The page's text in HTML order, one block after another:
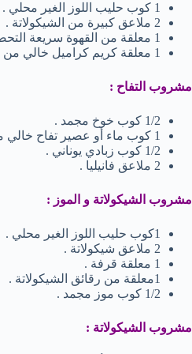
1 كوب حليب اللوز الغير محلي .
2 ملاعق كبيرة من الشيكولاتة .
1 معلقة من القهوة سريعة التحضير .
1 معلقة كريم كراميل خالي من السكر .
مشروب التفاح :
1/2 كوب خوخ مجمد .
1 كوب ماء أو عصير تفاح خالي من السكر .
1/2 كوب زبادي يوناني .
2 ملاعق فانيليا .
مشروب الشيكولاتة و الموز :
1كوب حليب اللوز الغير محلي .
2 ملاعق شيكولاتة .
1 معلقة قرفة .
1معلقة من رقائق الشيكولاتة .
1/2 كوب موز مجمد .
مشروب الشيكولاتة :